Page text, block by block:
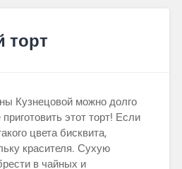
торт
Кузнецовой можно долго
этот торт! Если
цвета бисквита,
красителя. Сухую
в чайных и